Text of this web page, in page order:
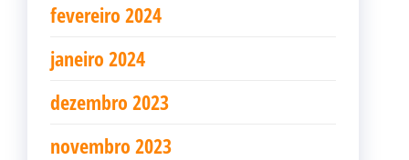
fevereiro 2024
janeiro 2024
dezembro 2023
novembro 2023